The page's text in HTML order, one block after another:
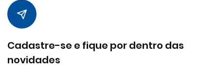
Cadastre-se e fique por dentro das
novidades